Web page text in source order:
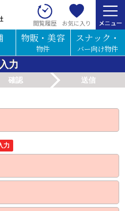
閲覧履歴 お気に入り
物販・美容
物件
スナック・
バー向け物件
力
確認 送信
力